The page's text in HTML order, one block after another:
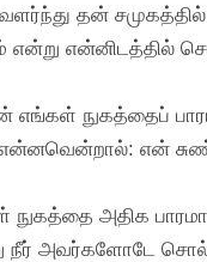
தன்
என்னிடத்தில்
நுகத்தைப்
என்
நுகத்தை அதிக
நீர் அவர்களோடே